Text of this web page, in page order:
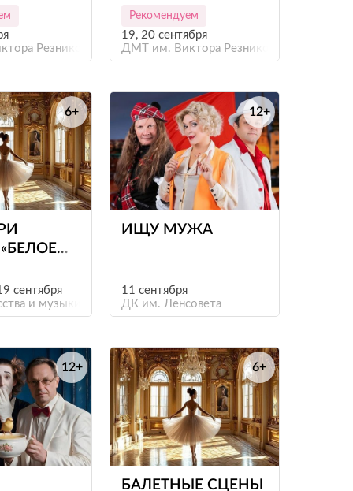
Резникова
Рекомендуем
19, 20 сентября
ДМТ им. Виктора Резникова
е
И
сентября
и музыки на Невском: Ротонда Маяковки
6+
е
ИЩУ МУЖА
11 сентября
ДК им. Ленсовета
12+
е
12+
е
БАЛЕТНЫЕ СЦЕНЫ
6+